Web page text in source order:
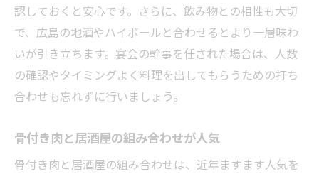
認しておくと安心です。さらに、飲み物との相性も大切
で、広島の地酒やハイボールと合わせるとより一層味わ
いが引き立ちます。宴会の幹事を任された場合は、人数
の確認やタイミングよく料理を出してもらうための打ち
合わせも忘れずに行いましょう。
骨付き肉と居酒屋の組み合わせが人気
骨付き肉と居酒屋の組み合わせは、近年ますます人気を